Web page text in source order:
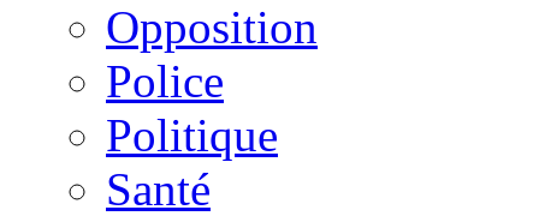
Opposition
Police
Politique
Santé